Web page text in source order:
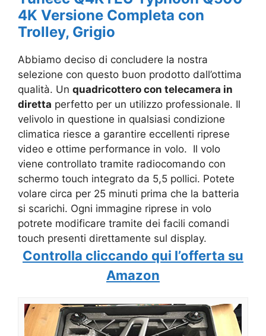
4K Versione Completa con
Trolley, Grigio
Abbiamo deciso di concludere la nostra
selezione con questo buon prodotto dall’ottima
qualità. Un quadricottero con telecamera in
diretta perfetto per un utilizzo professionale. Il
velivolo in questione in qualsiasi condizione
climatica riesce a garantire eccellenti riprese
video e ottime performance in volo. Il volo
viene controllato tramite radiocomando con
schermo touch integrato da 5,5 pollici. Potete
volare circa per 25 minuti prima che la batteria
si scarichi. Ogni immagine riprese in volo
potrete modificare tramite dei facili comandi
touch presenti direttamente sul display.
Controlla cliccando qui l’offerta su
Amazon